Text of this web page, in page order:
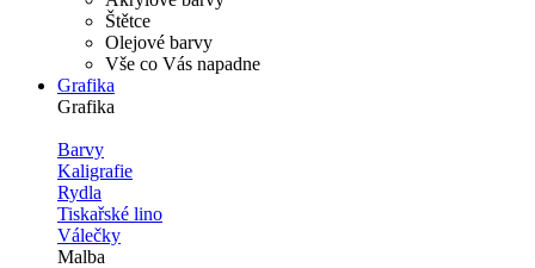
Štětce
Olejové barvy
Vše co Vás napadne
Grafika
Grafika
Barvy
Kaligrafie
Rydla
Tiskařské lino
Válečky
Malba